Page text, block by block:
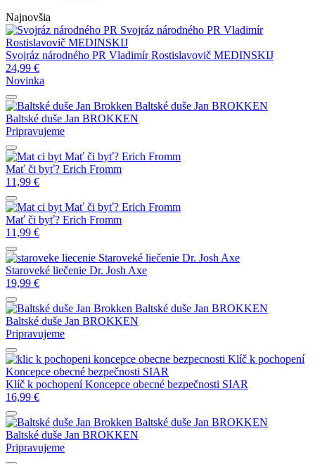
Najnovšia
Svojráz národného PR Vladimír
Rostislavovič MEDINSKIJ
Svojráz národného PR Vladimír Rostislavovič MEDINSKIJ
24,99 €
Novinka
Baltské duše Jan BROKKEN
Baltské duše Jan BROKKEN
Pripravujeme
Mať či byť? Erich Fromm
Mať či byť? Erich Fromm
11,99 €
Mať či byť? Erich Fromm
Mať či byť? Erich Fromm
11,99 €
Staroveké liečenie Dr. Josh Axe
Staroveké liečenie Dr. Josh Axe
19,99 €
Baltské duše Jan BROKKEN
Baltské duše Jan BROKKEN
Pripravujeme
Klíč k pochopení
Koncepce obecné bezpečnosti SIAR
Klíč k pochopení Koncepce obecné bezpečnosti SIAR
16,99 €
Baltské duše Jan BROKKEN
Baltské duše Jan BROKKEN
Pripravujeme